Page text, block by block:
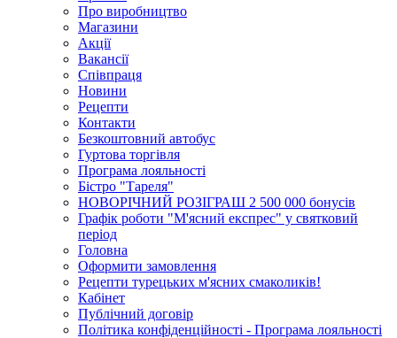
Про виробництво
Магазини
Акції
Вакансії
Співпраця
Новини
Рецепти
Контакти
Безкоштовний автобус
Гуртова торгівля
Програма лояльності
Бістро "Тареля"
НОВОРІЧНИЙ РОЗІГРАШ 2 500 000 бонусів
Графік роботи "М'ясний експрес" у святковий
період
Головна
Оформити замовлення
Рецепти турецьких м'ясних смаколиків!
Кабінет
Публічний договір
Політика конфіденційності - Програма лояльності